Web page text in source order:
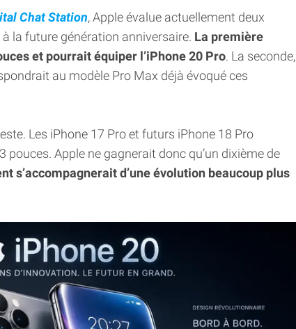
Chat Station, Apple évalue actuellement deux
la future génération anniversaire. La première
et pourrait équiper l’iPhone 20 Pro. La seconde,
au modèle Pro Max déjà évoqué ces
Les iPhone 17 Pro et futurs iPhone 18 Pro
pouces. Apple ne gagnerait donc qu’un dixième de
s’accompagnerait d’une évolution beaucoup plus